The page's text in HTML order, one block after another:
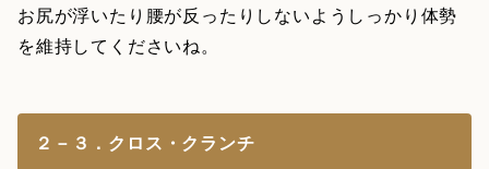
お尻が浮いたり腰が反ったりしないようしっかり体勢
を維持してくださいね。
２－３．クロス・クランチ